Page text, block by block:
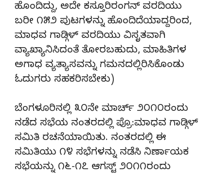
ಹೊಂದಿದ್ದು, ಅದೇ ಕಸ್ತೂರಿರಂಗನ್ ವರದಿಯು
ಬರೀ ೧೫೨ ಪುಟಗಳನ್ನು ಹೊಂದಿದೆಯಾದ್ದರಿಂದ,
ಮಾಧವ ಗಾಡ್ಗಿಳ್ ವರದಿಯು ವಿಸೃತವಾಗಿ
ವ್ಯಾಖ್ಯಾನಿಸಿದಂತೆ ತೋರಬಹುದು, ಮಾಹಿತಿಗಳ
ಅಗಾಧ ವ್ಯತ್ಯಾಸವನ್ನು ಗಮನದಲ್ಲಿರಿಸಿಕೊಂಡು
ಓದುಗರು ಸಹಕರಿಸಬೇಕು)
ಬೆಂಗಳೂರಿನಲ್ಲಿ ೩೦ನೇ ಮಾರ್ಚ್ ೨೦೧೦ರಂದು
ನಡೆದ ಸಭೆಯ ನಂತರದಲ್ಲಿ ಪ್ರೊ:ಮಾಧವ ಗಾಡ್ಗಿಳ್
ಸಮಿತಿ ರಚನೆಯಾಯಿತು. ನಂತರದಲ್ಲಿ ಈ
ಸಮಿತಿಯು ೧೪ ಸಭೆಗಳನ್ನು ನಡೆಸಿ ನಿರ್ಣಾಯಕ
ಸಭೆಯನ್ನು ೧೬-೧೭ ಆಗಸ್ಟ್ ೨೦೧೧ರಂದು